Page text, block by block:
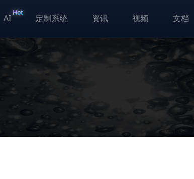
AI
Hot
定制系统 资讯 视频 文档